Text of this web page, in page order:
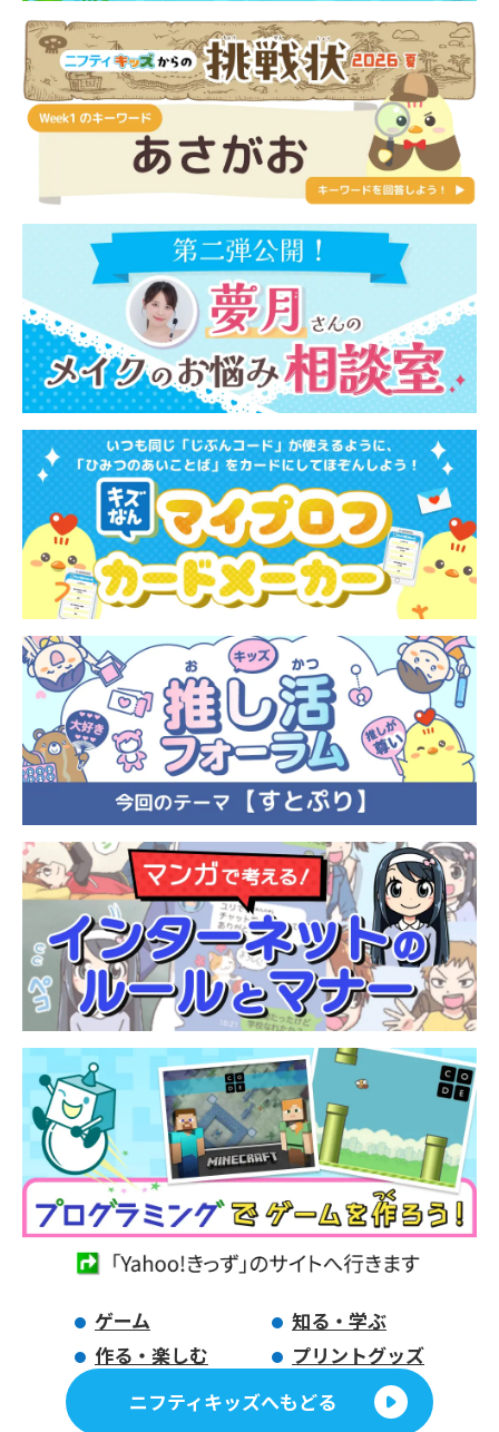
ゲーム
知る・学ぶ
作る・楽しむ
プリントグッズ
ニフティキッズへもどる